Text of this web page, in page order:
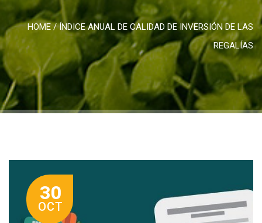
HOME/ÍNDICE ANUAL DE CALIDAD DE INVERSIÓN DE LAS
REGALÍAS
30
OCT